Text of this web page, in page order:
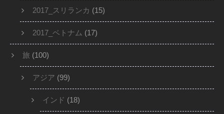
2017_スリランカ (15)
2017_ベトナム (17)
旅 (100)
アジア (99)
インド (18)